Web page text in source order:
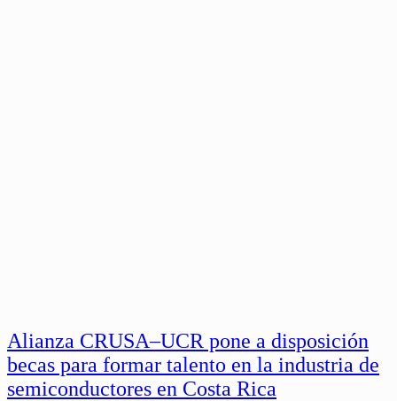
Alianza CRUSA–UCR pone a disposición
becas para formar talento en la industria de
semiconductores en Costa Rica